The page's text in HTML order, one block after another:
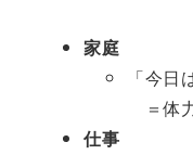
家庭
「今日
＝体
仕事